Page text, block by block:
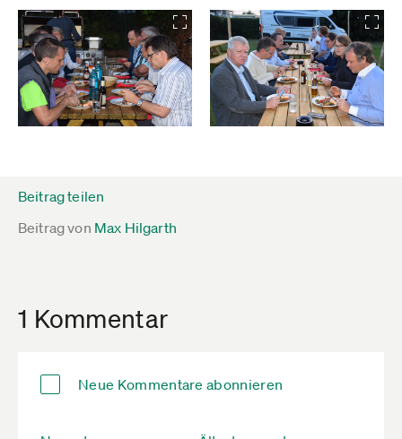
Beitrag teilen
Beitrag von Max Hilgarth
1 Kommentar
Neue Kommentare abonnieren